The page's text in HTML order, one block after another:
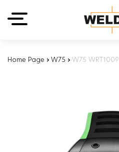
Home Page › W75 › W75 WRT1009